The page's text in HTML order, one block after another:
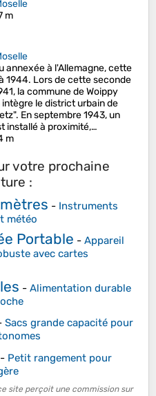
m
annexée à l'Allemagne, cette
1944. Lors de cette seconde
la commune de Woippy
le district urbain de
En septembre 1943, un
installé à proximité,…
m
votre prochaine
:
- Instruments
météo
Portable - Appareil
avec cartes
- Alimentation durable
Sacs grande capacité pour
- Petit rangement pour
site perçoit une commission sur